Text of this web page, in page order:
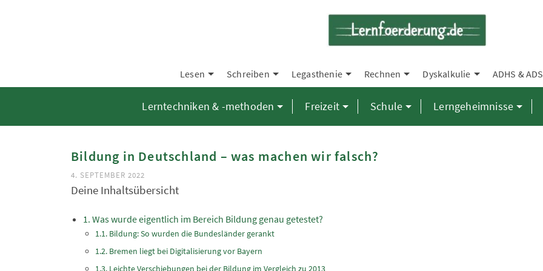
Lesen Schreiben Legasthenie Rechnen Dyskalkulie ADHS & ADS
Lerntechniken & -methoden Freizeit Schule Lerngeheimnisse
Bildung in Deutschland – was machen wir falsch?
4. SEPTEMBER 2022
Deine Inhaltsübersicht
Was wurde eigentlich im Bereich Bildung genau getestet?
Bildung: So wurden die Bundesländer gerankt
Bremen liegt bei Digitalisierung vor Bayern
Leichte Verschiebungen bei der Bildung im Vergleich zu 2013